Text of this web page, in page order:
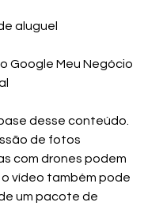
aluguel
Google Meu Negócio
desse conteúdo.
de fotos
com drones podem
vídeo também pode
um pacote de